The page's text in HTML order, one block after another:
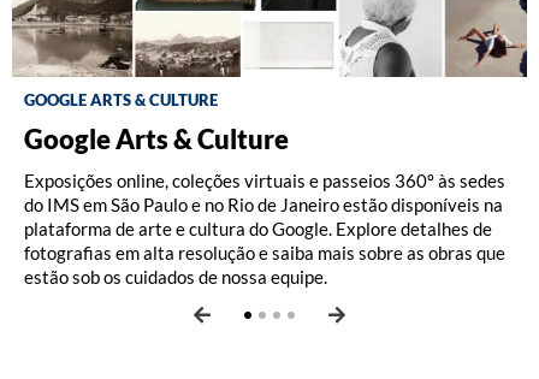
GOOGLE ARTS & CULTURE
Google Arts & Culture
Exposições online, coleções virtuais e passeios 360º às sedes
do IMS em São Paulo e no Rio de Janeiro estão disponíveis na
plataforma de arte e cultura do Google. Explore detalhes de
fotografias em alta resolução e saiba mais sobre as obras que
estão sob os cuidados de nossa equipe.
ACERVO IMS
Pérolas do acervo
O IMS guarda um material riquíssimo de fotografia, literatura,
música e iconografia. Para conhecer mais sobre a vida e a obra
de mais de cem destaques do acervo do instituto, explore
nossa seçãoDestaques de A a Z.
OUTROS
IMS no Spotify
O canal do Instituto Moreira Salles no Spotify reúne playlists
inspiradas em exposições, seleções de músicas do nosso
acervo e podcasts.
OUTROS
IMS no YouTube
O canal de YouTube do Instituto Moreira Salles reúne um
grande acervo audiovisual com material sobre exposições
realizadas em nossos centros culturais e apresentações de
música, além de conversas e debates com artistas e
intelectuais sobre fotografia, literatura e outros temas.